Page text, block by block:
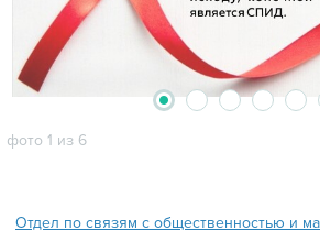
фото 1 из 6
Отдел по связям с общественностью и